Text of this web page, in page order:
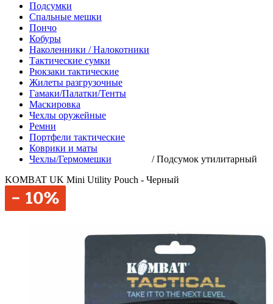
Подсумки
Спальные мешки
Пончо
Кобуры
Наколенники / Налокотники
Тактические сумки
Рюкзаки тактические
Жилеты разгрузочные
Гамаки/Палатки/Тенты
Маскировка
Чехлы оружейные
Ремни
Портфели тактические
Коврики и маты
Чехлы/Гермомешки
/Подсумок утилитарный
KOMBAT UK Mini Utility Pouch - Черный